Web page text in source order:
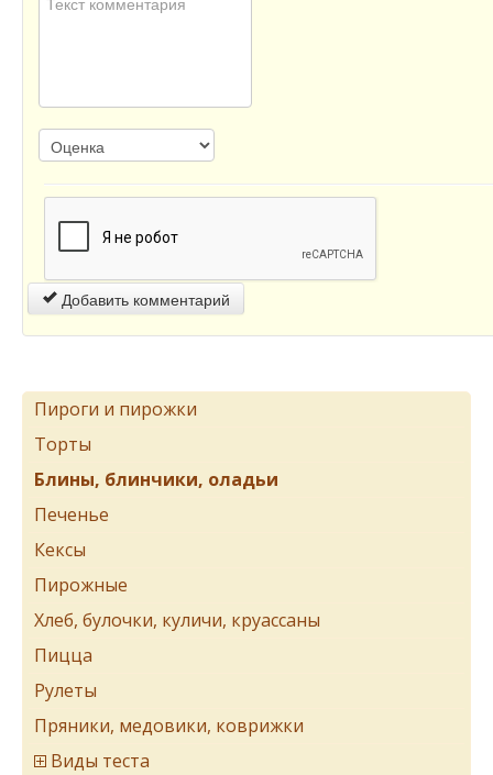
Добавить комментарий
Пироги и пирожки
Торты
Блины, блинчики, оладьи
Печенье
Кексы
Пирожные
Хлеб, булочки, куличи, круассаны
Пицца
Рулеты
Пряники, медовики, коврижки
Виды теста